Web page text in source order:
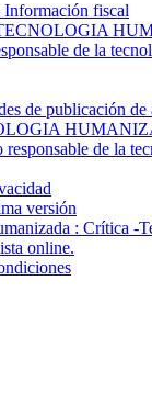
fiscal
de la
de publicación de
de la
versión
: Crítica -
online.